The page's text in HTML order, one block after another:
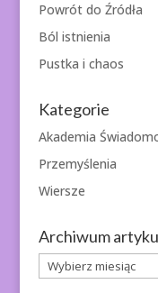
Powrót do Źródła
Ból istnienia
Pustka i chaos
Kategorie
Akademia
Przemyślenia
Wiersze
Archiwum
Archiwum
artykułów